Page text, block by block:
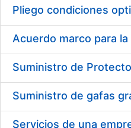
Pliego condiciones
Acuerdo marco para